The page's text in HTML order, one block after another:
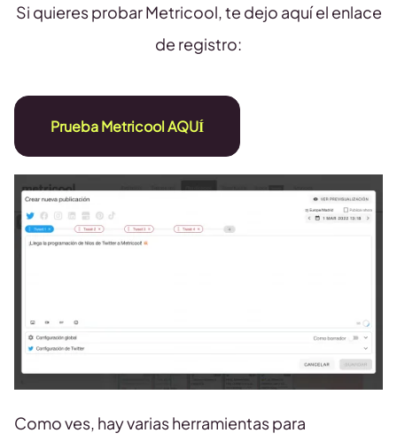
Si quieres probar Metricool, te dejo aquí el enlace
de registro:
Prueba Metricool AQUÍ
Como ves, hay varias herramientas para